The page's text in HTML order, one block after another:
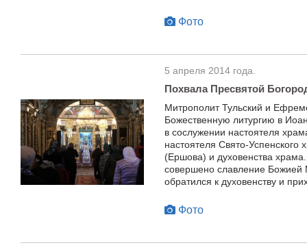
Фото
5 апреля 2014 года.
Похвала Пресвятой
Митрополит Тульский и
Божественную литургию в
в сослужении настоятеля
настоятеля Свято-Успенского
(Ершова) и духовенства
совершено славление Божией
обратился к духовенству и
Фото